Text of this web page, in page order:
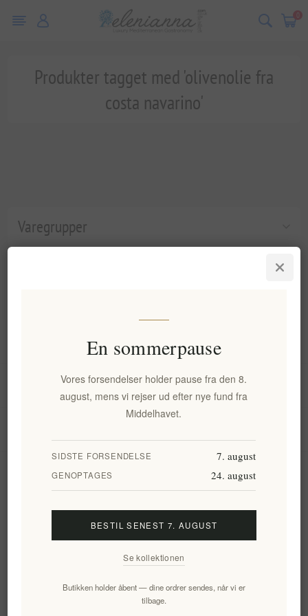
0
Varegrupper
Produkter tagget med 'olivenolie fra
costa navarino'
Min konto
Tilmeld Frameld
En sommerpause
Vores forsendelser holder pause fra den 8.
august, mens vi rejser ud efter nye fund fra
Middelhavet.
SIDSTE FORSENDELSE 7. august
GENOPTAGES 24. august
BESTIL SENEST 7. AUGUST
Se kollektionen
Butikken holder åbent — dine ordrer sendes, når vi er
tilbage.